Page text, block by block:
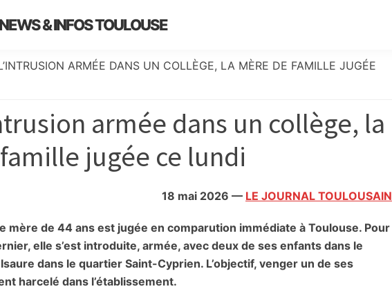
& INFOS TOULOUSE
ARMÉE DANS UN COLLÈGE, LA MÈRE DE FAMILLE JUGÉE
armée dans un collège, la
jugée ce lundi
18 mai 2026 — LE JOURNAL TOULOUSAIN
mère de 44 ans est jugée en comparution immédiate à Toulouse. Pour
elle s’est introduite, armée, avec deux de ses enfants dans le
dans le quartier Saint-Cyprien. L’objectif, venger un de ses
harcelé dans l’établissement.